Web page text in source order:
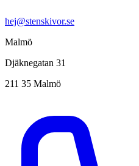
hej@stenskivor.se
Malmö
Djäknegatan 31
211 35 Malmö